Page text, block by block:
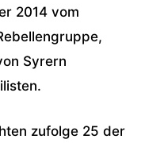
2014 vom
Syrern
zufolge 25 der